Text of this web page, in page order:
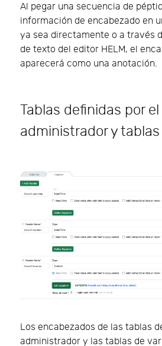
Al pegar una secuencia de
información de encabezado en
ya sea directamente o a través
de texto del editor HELM, el
aparecerá como una anotación.
Tablas definidas por el
administrador y
Los encabezados de las tablas
administrador y las tablas de